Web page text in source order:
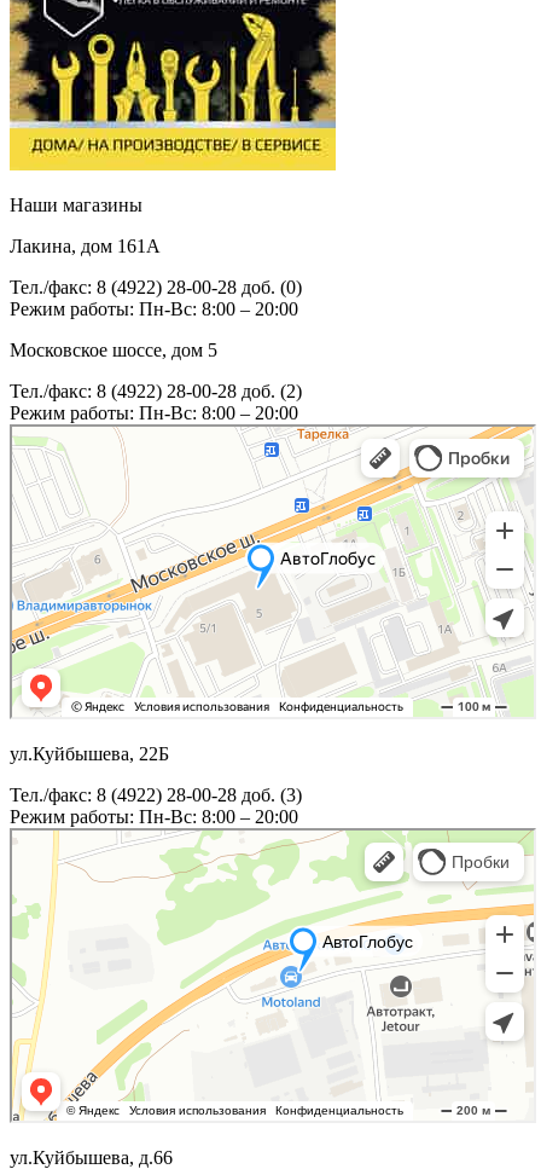
Наши магазины
Лакина, дом 161А
Тел./факс: 8 (4922) 28-00-28 доб. (0)
Режим работы: Пн-Вс: 8:00 – 20:00
Московское шоссе, дом 5
Тел./факс: 8 (4922) 28-00-28 доб. (2)
Режим работы: Пн-Вс: 8:00 – 20:00
ул.Куйбышева, 22Б
Тел./факс: 8 (4922) 28-00-28 доб. (3)
Режим работы: Пн-Вс: 8:00 – 20:00
ул.Куйбышева, д.66